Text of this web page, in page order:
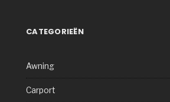
CATEGORIEËN
Awning
Carport